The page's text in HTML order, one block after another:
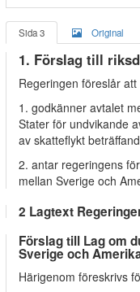
Sida 3 Original
1. Förslag till
Regeringen föreslår
1. godkänner avtalet
Stater för undvikande
av skatteflykt
2. antar regeringens
mellan Sverige och
2 Lagtext
Förslag till Lag om
Sverige och
Härigenom föreskrivs